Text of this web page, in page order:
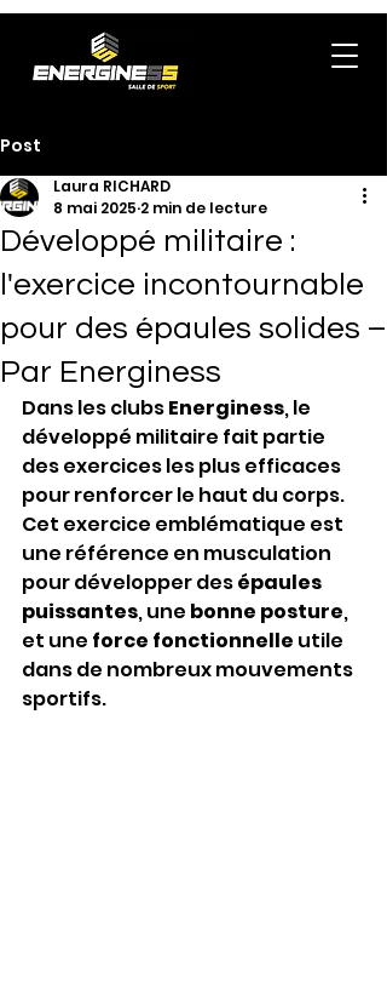
Post
Développé militaire :
l'exercice incontournable
pour des épaules solides –
Par Energiness
Laura RICHARD
8 mai 2025 2 min de lecture
Dans les clubs Energiness, le
développé militaire fait partie
des exercices les plus efficaces
pour renforcer le haut du corps.
Cet exercice emblématique est
une référence en musculation
pour développer des épaules
puissantes, une bonne posture,
et une force fonctionnelle utile
dans de nombreux mouvements
sportifs.